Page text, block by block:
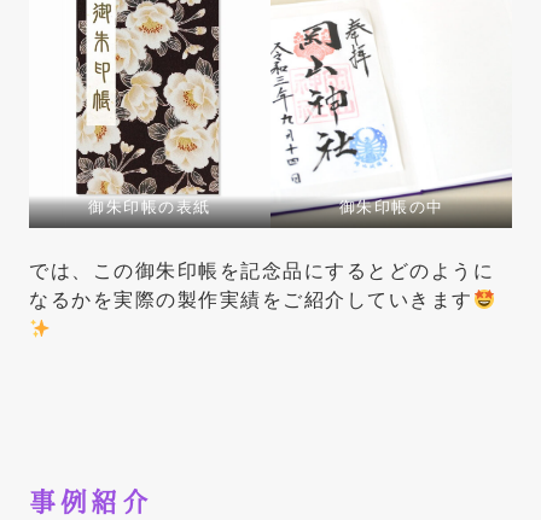
御朱印帳の表紙 御朱印帳の中
では、この御朱印帳を記念品にするとどのように
なるかを実際の製作実績をご紹介していきます
事例紹介